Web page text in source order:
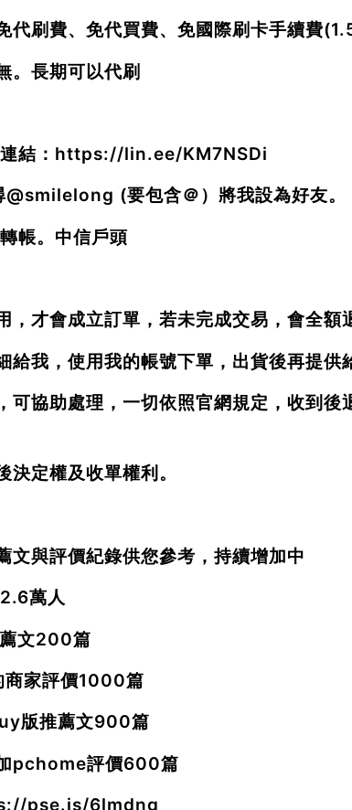
代刷費、免代買費、免國際刷卡手續費
。長期可以代刷
結： https://lin.ee/KM7NSDi
@smilelong (要包含＠）將我設為好友。
帳。中信戶頭
，才會成立訂單，若未完成交易，會全額
給我，使用我的帳號下單，出貨後再提供
可協助處理，一切依照官網規定，收到
決定權及收單權利。
文與評價紀錄供您參考，持續增加中
萬人
文200篇
家評價1000篇
版推薦文900篇
pchome評價600篇
pse.is/6lmdng